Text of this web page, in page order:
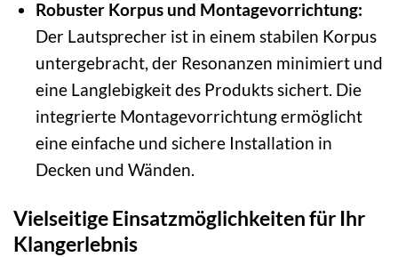
Robuster Korpus und Montagevorrichtung:
Der Lautsprecher ist in einem stabilen Korpus
untergebracht, der Resonanzen minimiert und
eine Langlebigkeit des Produkts sichert. Die
integrierte Montagevorrichtung ermöglicht
eine einfache und sichere Installation in
Decken und Wänden.
Vielseitige Einsatzmöglichkeiten für Ihr
Klangerlebnis